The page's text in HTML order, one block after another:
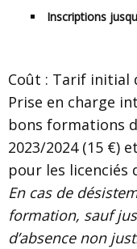
Inscriptions
Coût : Tarif initial
Prise en charge
bons formations
2023/2024 (15 €)
pour les licenciés
En cas de
formation, sauf
d’absence non